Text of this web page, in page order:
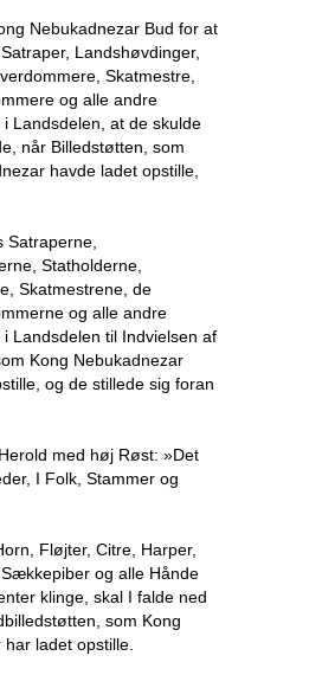
Nebukadnezar Bud for at
Landshøvdinger,
Skatmestre,
og alle andre
Landsdelen, at de skulde
når Billedstøtten, som
havde ladet opstille,
Satraperne,
Statholderne,
Skatmestrene, de
og alle andre
Landsdelen til Indvielsen af
Kong Nebukadnezar
og de stillede sig foran
med høj Røst: »Det
I Folk, Stammer og
Fløjter, Citre, Harper,
og alle Hånde
klinge, skal I falde ned
som Kong
ladet opstille.